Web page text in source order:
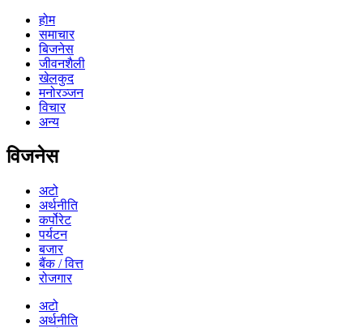
होम
समाचार
बिजनेस
जीवनशैली
खेलकुद
मनोरञ्जन
विचार
अन्य
विजनेस
अटो
अर्थनीति
कर्पोरेट
पर्यटन
बजार
बैंक / वित्त
रोजगार
अटो
अर्थनीति